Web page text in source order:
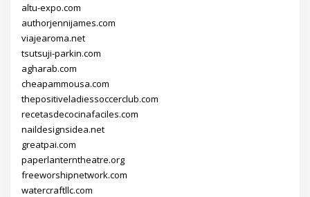
altu-expo.com
authorjennijames.com
viajearoma.net
tsutsuji-parkin.com
agharab.com
cheapammousa.com
thepositiveladiessoccerclub.com
recetasdecocinafaciles.com
naildesignsidea.net
greatpai.com
paperlanterntheatre.org
freeworshipnetwork.com
watercraftllc.com